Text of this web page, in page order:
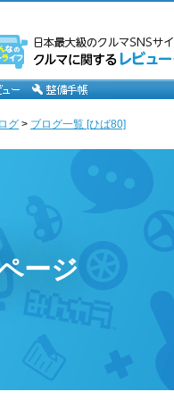
グ > ブログ一覧 [ひば80]
ージ